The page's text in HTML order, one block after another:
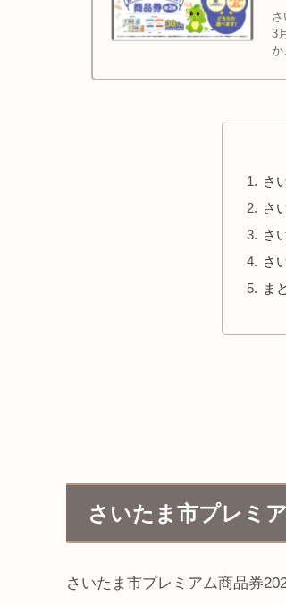
3
か
さ
さ
さ
さ
ま
さいたま市プレミ
さいたま市プレミアム商品券